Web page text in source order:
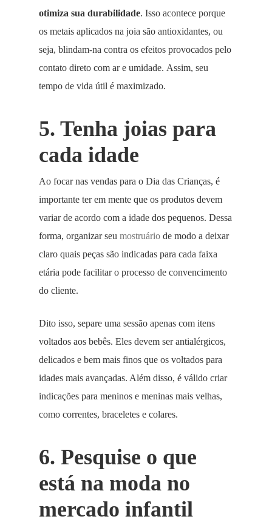
otimiza sua durabilidade. Isso acontece porque
os metais aplicados na joia são antioxidantes, ou
seja, blindam-na contra os efeitos provocados pelo
contato direto com ar e umidade. Assim, seu
tempo de vida útil é maximizado.
5. Tenha joias para
cada idade
Ao focar nas vendas para o Dia das Crianças, é
importante ter em mente que os produtos devem
variar de acordo com a idade dos pequenos. Dessa
forma, organizar seu mostruário de modo a deixar
claro quais peças são indicadas para cada faixa
etária pode facilitar o processo de convencimento
do cliente.
Dito isso, separe uma sessão apenas com itens
voltados aos bebês. Eles devem ser antialérgicos,
delicados e bem mais finos que os voltados para
idades mais avançadas. Além disso, é válido criar
indicações para meninos e meninas mais velhas,
como correntes, braceletes e colares.
6. Pesquise o que
está na moda no
mercado infantil